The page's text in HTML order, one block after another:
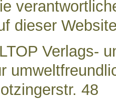
dieser
Verlags-
48